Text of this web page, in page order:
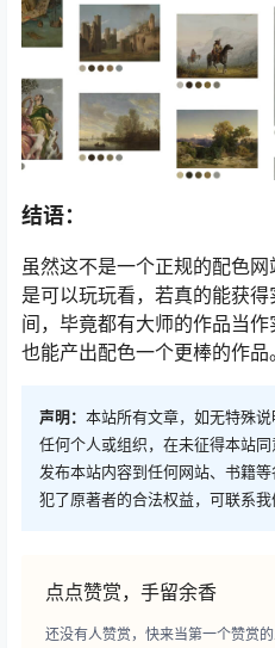
结语：
虽然这不是一个正规的配色
是可以玩玩看，若真的能获
间，毕竟都有大师的作品当
也能产出配色一个更棒的作品。
声明： 本站所有文章，如无特殊说
任何个人或组织，在未征得本站同
发布本站内容到任何网站、书籍
犯了原著者的合法权益，可联系我
点点赞赏，手留余香
还没有人赞赏，快来当第一个赞赏的